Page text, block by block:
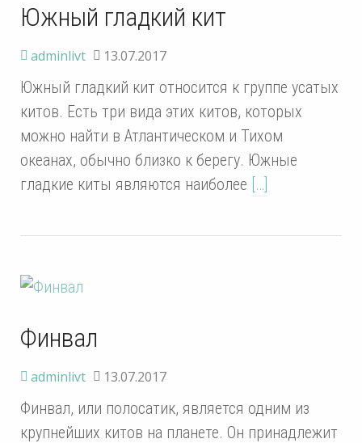
Южный гладкий кит
adminlivt 13.07.2017
Южный гладкий кит относится к группе усатых
китов. Есть три вида этих китов, которых
можно найти в Атлантическом и Тихом
океанах, обычно близко к берегу. Южные
гладкие киты являются наиболее […]
Финвал
adminlivt 13.07.2017
Финвал, или полосатик, является одним из
крупнейших китов на планете. Он принадлежит